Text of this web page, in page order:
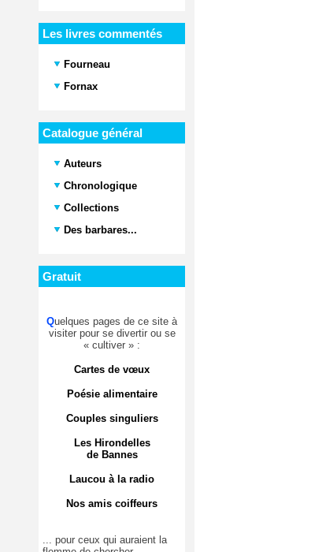
Les livres commentés
Fourneau
Fornax
Catalogue général
Auteurs
Chronologique
Collections
Des barbares...
Gratuit
Quelques pages de ce site à
visiter pour se divertir ou se
« cultiver » :
Cartes de vœux
Poésie alimentaire
Couples singuliers
Les Hirondelles
de Bannes
Laucou à la radio
Nos amis coiffeurs
... pour ceux qui auraient la